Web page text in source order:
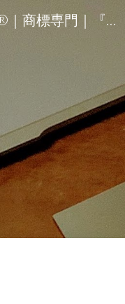
児嶋国際特許事務所®︎｜商標専門｜『知財で差をつけろ！中小企業・スタートアップのための商標戦略』（同文舘出版）